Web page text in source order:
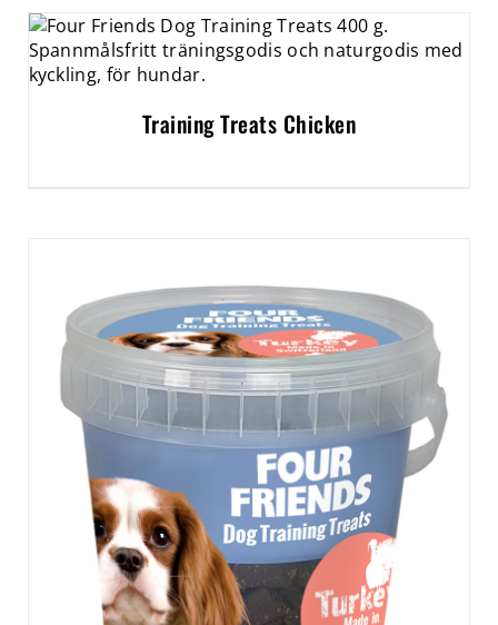
Training Treats Chicken